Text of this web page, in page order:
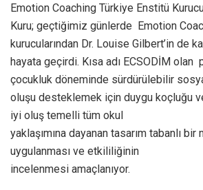
Emotion Coaching Türkiye Enstitü
Kuru; geçtiğimiz günlerde Emotion
kurucularından Dr. Louise Gilbert’in de
hayata geçirdi. Kısa adı ECSODİM olan
çocukluk döneminde sürdürülebilir
oluşu desteklemek için duygu koçluğu
iyi oluş temelli tüm okul
yaklaşımına dayanan tasarım tabanlı
uygulanması ve etkililiğinin
incelenmesi amaçlanıyor.